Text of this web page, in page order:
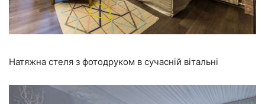
Натяжна стеля з фотодруком в сучасній вітальні